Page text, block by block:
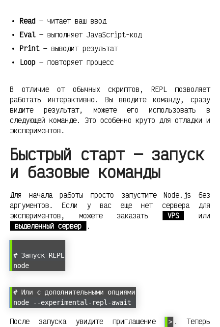
Read — читает ваш ввод
Eval— выполняет JavaScript-код
Print— выводит результат
Loop — повторяет процесс
В отличие от обычных скриптов, REPL позволяет
работать интерактивно. Вы вводите команду, сразу
видите результат, можете его использовать в
следующей команде. Это особенно круто для отладки и
экспериментов.
Быстрый старт — запуск
и базовые команды
Для начала работы просто запустите Node.js без
аргументов. Если у вас еще нет сервера для
экспериментов, можете заказать
VPS
или
выделенный сервер
.
# Запуск REPL
node
# Или с дополнительными опциями
node --experimental-repl-await
После запуска увидите приглашение > . Теперь